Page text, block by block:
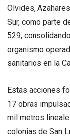
Olvides,
Sur, como parte
529,
organismo
sanitarios en la
Estas acciones
17 obras
mil metros
colonias de San